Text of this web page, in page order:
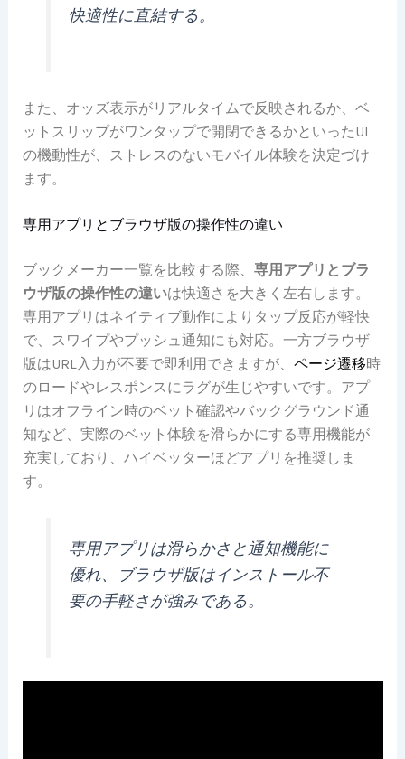
快適性に直結する。
また、オッズ表示がリアルタイムで反映されるか、ベ
ットスリップがワンタップで開閉できるかといったUI
の機動性が、ストレスのないモバイル体験を決定づけ
ます。
専用アプリとブラウザ版の操作性の違い
ブックメーカー一覧を比較する際、 専用アプリとブラ
ウザ版の操作性の違いは快適さを大きく左右します。
専用アプリはネイティブ動作によりタップ反応が軽快
で、スワイプやプッシュ通知にも対応。一方ブラウザ
版はURL入力が不要で即利用できますが、 ページ遷移時
のロードやレスポンスにラグが生じやすいです。アプ
リはオフライン時のベット確認やバックグラウンド通
知など、実際のベット体験を滑らかにする専用機能が
充実しており、ハイベッターほどアプリを推奨しま
す。
専用アプリは滑らかさと通知機能に
優れ、ブラウザ版はインストール不
要の手軽さが強みである。